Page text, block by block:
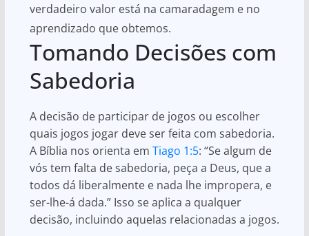
verdadeiro valor está na camaradagem e no
aprendizado que obtemos.
Tomando Decisões com
Sabedoria
A decisão de participar de jogos ou escolher
quais jogos jogar deve ser feita com sabedoria.
A Bíblia nos orienta em Tiago 1:5: “Se algum de
vós tem falta de sabedoria, peça a Deus, que a
todos dá liberalmente e nada lhe impropera, e
ser-lhe-á dada.” Isso se aplica a qualquer
decisão, incluindo aquelas relacionadas a jogos.